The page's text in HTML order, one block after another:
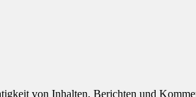
von Inhalten, Berichten und